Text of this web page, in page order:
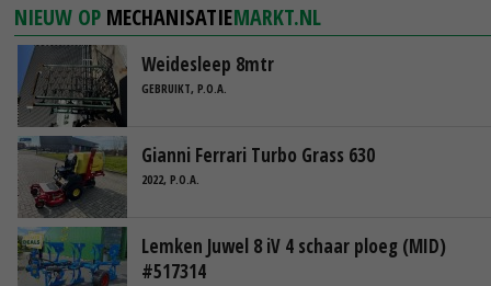
NIEUW OP MECHANISATIEMARKT.NL
Weidesleep 8mtr
GEBRUIKT, P.O.A.
Gianni Ferrari Turbo Grass 630
2022, P.O.A.
Lemken Juwel 8 iV 4 schaar ploeg (MID)
#517314